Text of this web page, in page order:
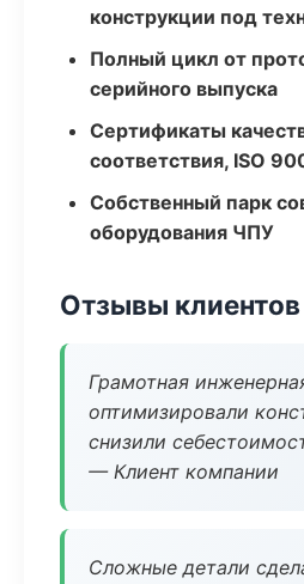
конструкции под
Полный цикл от
серийного выпуска
Сертификаты
соответствия, ISO
Собственный парк
оборудования ЧПУ
Отзывы клиентов
Грамотная
оптимизировали
снизили
— Клиент компании
Сложные детали